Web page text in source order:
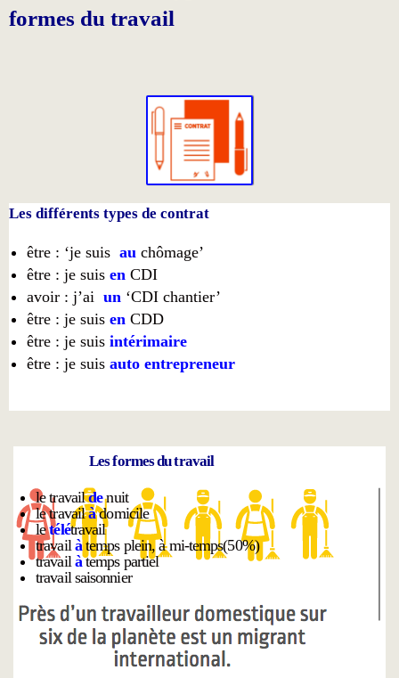
formes du travail
Les différents types de contrat
être : ‘je suis au chômage’
être : je suis en CDI
avoir : j’ai un ‘CDI chantier’
être : je suis en CDD
être : je suis intérimaire
être : je suis auto entrepreneur
Les formes du travail
le travaildenuit
le travailà domicile
letélétravail
travail àtemps plein, à mi-temps(50%)
travailà temps partiel
travail saisonnier